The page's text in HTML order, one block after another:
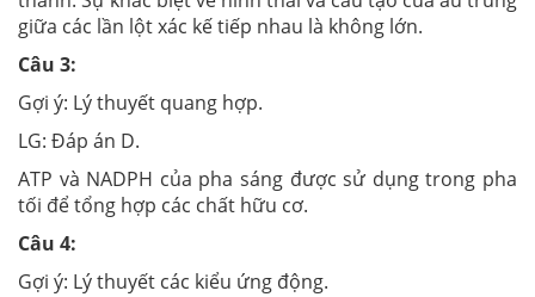
giữa các lần lột xác kế tiếp nhau là không lớn.
Câu 3:
Gợi ý: Lý thuyết quang hợp.
LG: Đáp án D.
ATP và NADPH của pha sáng được sử dụng trong pha
tối để tổng hợp các chất hữu cơ.
Câu 4:
Gợi ý: Lý thuyết các kiểu ứng động.